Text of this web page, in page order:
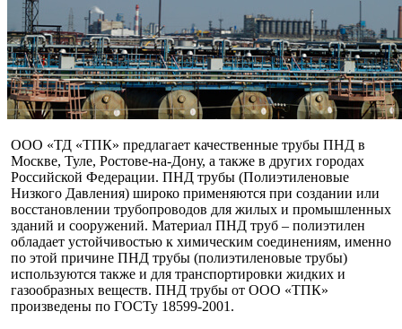
ООО «ТД «ТПК» предлагает качественные трубы ПНД в
Москве, Туле, Ростове-на-Дону, а также в других городах
Российской Федерации. ПНД трубы (Полиэтиленовые
Низкого Давления) широко применяются при создании или
восстановлении трубопроводов для жилых и промышленных
зданий и сооружений. Материал ПНД труб – полиэтилен
обладает устойчивостью к химическим соединениям, именно
по этой причине ПНД трубы (полиэтиленовые трубы)
используются также и для транспортировки жидких и
газообразных веществ. ПНД трубы от ООО «ТПК»
произведены по ГОСТу 18599-2001.